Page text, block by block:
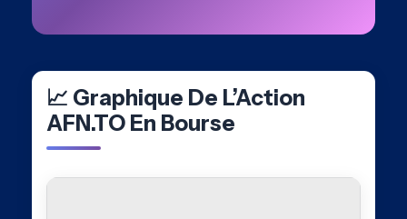
📈 Graphique De L’Action
AFN.TO En Bourse